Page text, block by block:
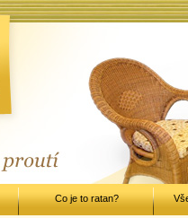
Co je to ratan?